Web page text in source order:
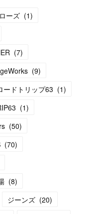
ーズ (1)
(7)
(9)
ードトリップ63 (1)
(1)
(50)
(70)
(8)
ジーンズ (20)